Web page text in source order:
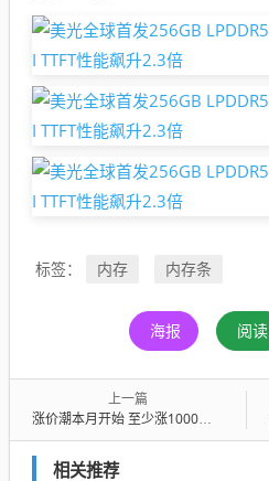
标签： 内存 内存条
海报 阅读
上一篇
涨价潮本月开始 至少涨1000元！今年1月中国市场手机出货量同比16.1%：国产品牌下滑严重
相关推荐